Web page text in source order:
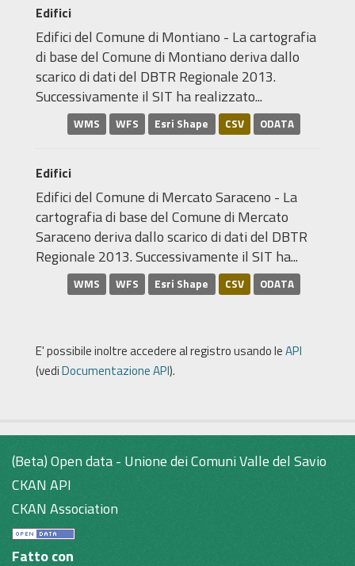
Edifici
Edifici del Comune di Montiano - La cartografia
di base del Comune di Montiano deriva dallo
scarico di dati del DBTR Regionale 2013.
Successivamente il SIT ha realizzato...
WMS WFS Esri Shape CSV ODATA
Edifici
Edifici del Comune di Mercato Saraceno - La
cartografia di base del Comune di Mercato
Saraceno deriva dallo scarico di dati del DBTR
Regionale 2013. Successivamente il SIT ha...
WMS WFS Esri Shape CSV ODATA
E' possibile inoltre accedere al registro usando leAPI
(vediDocumentazione API).
(Beta) Open data - Unione dei Comuni Valle del Savio
CKAN API
CKAN Association
Fatto con